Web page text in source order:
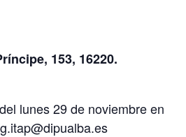
153, 16220.
lunes 29 de noviembre en